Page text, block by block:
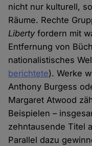
nicht nur kulturell,
Räume. Rechte
Libertyfordern mit
Entfernung von
nationalistisches
berichtete). Werke
Anthony Burgess
Margaret Atwood
Beispielen –
zehntausende Titel
Parallel dazu